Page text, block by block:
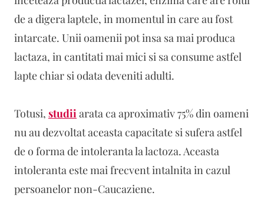
de a digera laptele, in momentul in care au fost
intarcate. Unii oamenii pot insa sa mai produca
lactaza, in cantitati mai mici si sa consume astfel
lapte chiar si odata deveniti adulti.
Totusi, studiiarata ca aproximativ 75% din oameni
nu au dezvoltat aceasta capacitate si sufera astfel
de o forma de intoleranta la lactoza. Aceasta
intoleranta este mai frecvent intalnita in cazul
persoanelor non-Caucaziene.